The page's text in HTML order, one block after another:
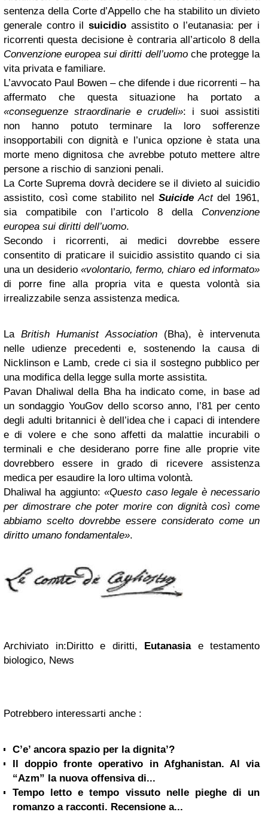
sentenza della Corte d’Appello che ha stabilito un divieto
generale contro il suicidioassistito o l’eutanasia: per i
ricorrenti questa decisione è contraria all’articolo 8 della
Convenzione europea sui diritti dell’uomoche protegge la
vita privata e familiare.
L’avvocato Paul Bowen – che difende i due ricorrenti – ha
affermato che questa situazione ha portato a
«conseguenze straordinarie e crudeli»: i suoi assistiti
non hanno potuto terminare la loro sofferenze
insopportabili con dignità e l’unica opzione è stata una
morte meno dignitosa che avrebbe potuto mettere altre
persone a rischio di sanzioni penali.
La Corte Suprema dovrà decidere se il divieto al suicidio
assistito, così come stabilito nelSuicide Actdel 1961,
sia compatibile con l’articolo 8 della Convenzione
europea sui diritti dell’uomo.
Secondo i ricorrenti, ai medici dovrebbe essere
consentito di praticare il suicidio assistito quando ci sia
una un desiderio «volontario, fermo, chiaro ed informato»
di porre fine alla propria vita e questa volontà sia
irrealizzabile senza assistenza medica.
LaBritish Humanist Association(Bha), è intervenuta
nelle udienze precedenti e, sostenendo la causa di
Nicklinson e Lamb, crede ci sia il sostegno pubblico per
una modifica della legge sulla morte assistita.
Pavan Dhaliwal della Bha ha indicato come, in base ad
un sondaggio YouGov dello scorso anno, l’81 per cento
degli adulti britannici è dell’idea che i capaci di intendere
e di volere e che sono affetti da malattie incurabili o
terminali e che desiderano porre fine alle proprie vite
dovrebbero essere in grado di ricevere assistenza
medica per esaudire la loro ultima volontà.
Dhaliwal ha aggiunto:«Questo caso legale è necessario
per dimostrare che poter morire con dignità così come
abbiamo scelto dovrebbe essere considerato come un
diritto umano fondamentale».
Archiviato in:Diritto e diritti, Eutanasiae testamento
biologico, News
Potrebbero interessarti anche :
C’e’ ancora spazio per la dignita’?
Il doppio fronte operativo in Afghanistan. Al via
“Azm” la nuova offensiva di...
Tempo letto e tempo vissuto nelle pieghe di un
romanzo a racconti. Recensione a...